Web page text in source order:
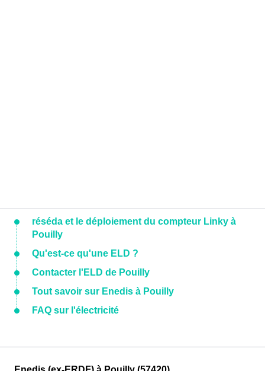
réséda et le déploiement du compteur Linky à
Pouilly
Qu'est-ce qu'une ELD ?
Contacter l'ELD de Pouilly
Tout savoir sur Enedis à Pouilly
FAQ sur l'électricité